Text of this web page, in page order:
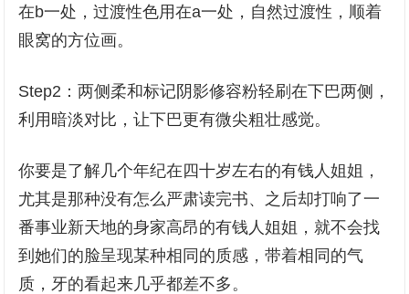
在b一处，过渡性色用在a一处，自然过渡性，顺着
眼窝的方位画。
Step2：两侧柔和标记阴影修容粉轻刷在下巴两侧，
利用暗淡对比，让下巴更有微尖粗壮感觉。
你要是了解几个年纪在四十岁左右的有钱人姐姐，
尤其是那种没有怎么严肃读完书、之后却打响了一
番事业新天地的身家高昂的有钱人姐姐，就不会找
到她们的脸呈现某种相同的质感，带着相同的气
质，牙的看起来几乎都差不多。